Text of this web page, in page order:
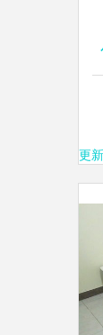
更